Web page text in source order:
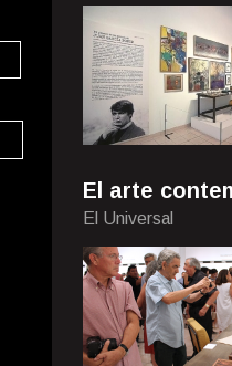
El arte
El Universal